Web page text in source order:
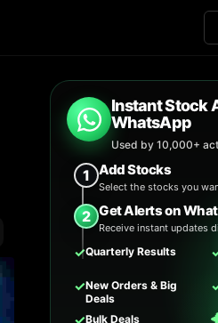
Instant Stock
WhatsApp
Used by 10,000+
1 Add Stocks
Select the stocks you
2 Get Alerts on
Receive instant updates
✓Quarterly Results
✓New Orders & Big
Deals
Bulk Deals